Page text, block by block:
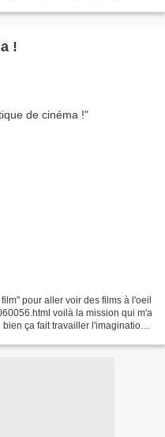
!
pour aller voir des films à l'oeil
voilà la mission qui m'a
ça fait travailler l'imagination